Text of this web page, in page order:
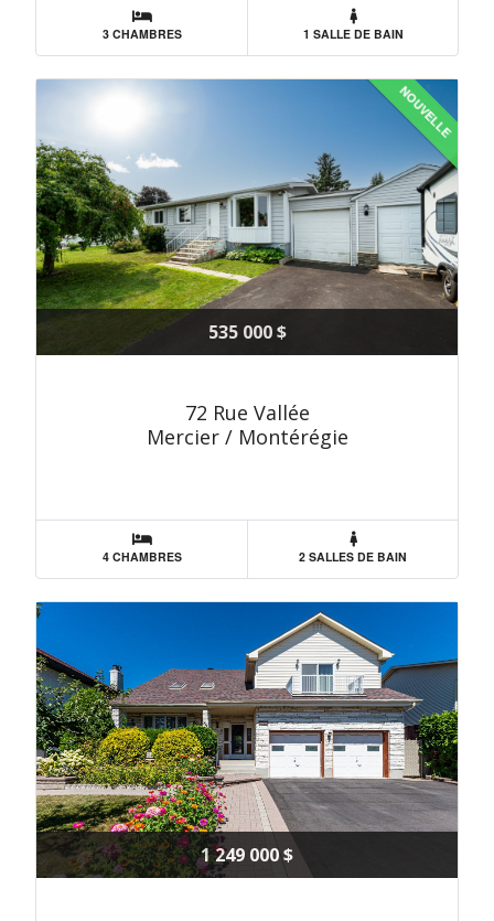
3 CHAMBRES 1 SALLE DE BAIN
NOUVELLE
535 000 $
72 Rue Vallée
Mercier / Montérégie
4 CHAMBRES 2 SALLES DE BAIN
1 249 000 $